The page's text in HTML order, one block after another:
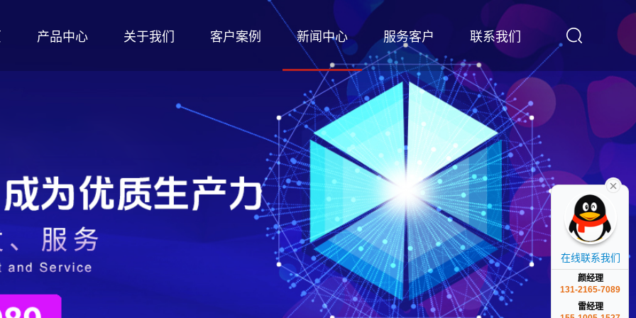
产品中心 关于我们 客户案例 新闻中心 服务客户 联系我们
在线联系我们
颜经理
131-2165-7089
雷经理